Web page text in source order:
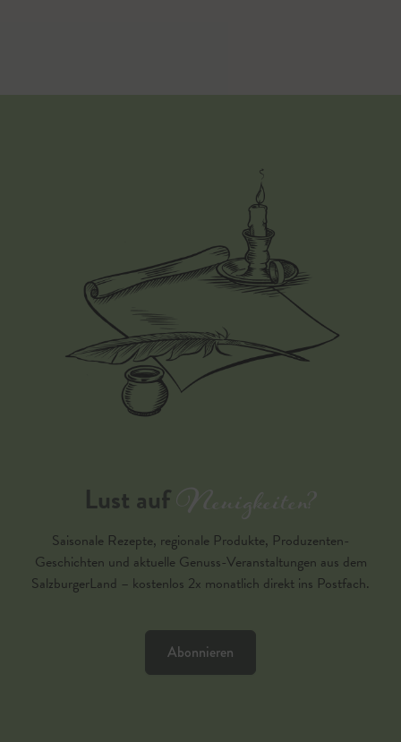
Lust aufNeuigkeiten?
Saisonale Rezepte, regionale Produkte, Produzenten-
Geschichten und aktuelle Genuss-Veranstaltungen aus dem
SalzburgerLand – kostenlos 2x monatlich direkt ins Postfach.
Abonnieren